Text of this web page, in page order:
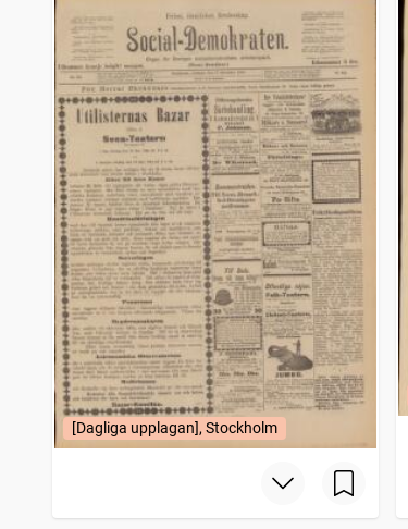
[Dagliga upplagan], Stockholm